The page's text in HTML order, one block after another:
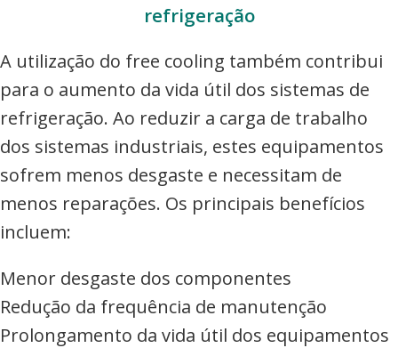
refrigeração
A utilização do free cooling também contribui
para o aumento da vida útil dos sistemas de
refrigeração. Ao reduzir a carga de trabalho
dos sistemas industriais, estes equipamentos
sofrem menos desgaste e necessitam de
menos reparações. Os principais benefícios
incluem:
Menor desgaste dos componentes
Redução da frequência de manutenção
Prolongamento da vida útil dos equipamentos